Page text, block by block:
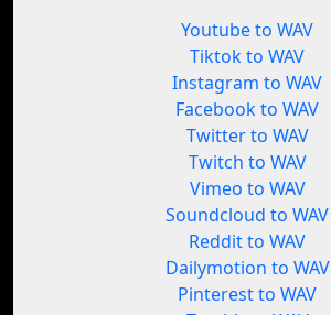
Youtube to WAV
Tiktok to WAV
Instagram to WAV
Facebook to WAV
Twitter to WAV
Twitch to WAV
Vimeo to WAV
Soundcloud to WAV
Reddit to WAV
Dailymotion to WAV
Pinterest to WAV